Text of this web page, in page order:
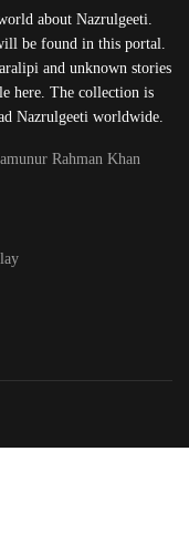
about Nazrulgeeti.
be found in this portal.
and unknown stories
here. The collection is
Nazrulgeeti worldwide.
Rahman Khan